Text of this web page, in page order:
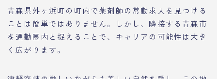
青森県外ヶ浜町の町内で薬剤師の常勤求人を見つける
ことは簡単ではありません。しかし、隣接する青森市
を通勤圏内と捉えることで、キャリアの可能性は大き
く広がります。